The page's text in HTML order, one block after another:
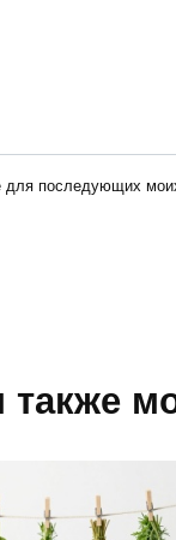
для последующих
также